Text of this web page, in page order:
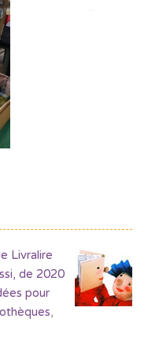
Livralire
de 2020
pour
,